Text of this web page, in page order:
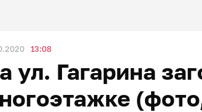
13:08
ул. Гагарина